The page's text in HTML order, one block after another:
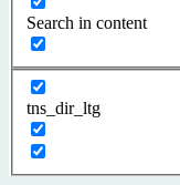
Search in content
tns_dir_ltg